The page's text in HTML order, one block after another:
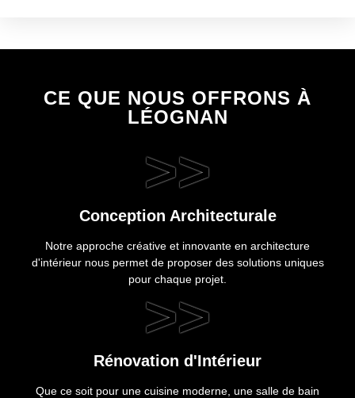
CE QUE NOUS OFFRONS À
LÉOGNAN
>>
Conception Architecturale
Notre approche créative et innovante en architecture
d'intérieur nous permet de proposer des solutions uniques
pour chaque projet.
>>
Rénovation d'Intérieur
Que ce soit pour une cuisine moderne, une salle de bain